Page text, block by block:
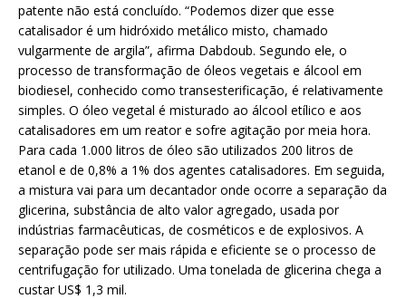
patente não está concluído. “Podemos dizer que esse
catalisador é um hidróxido metálico misto, chamado
vulgarmente de argila”, afirma Dabdoub. Segundo ele, o
processo de transformação de óleos vegetais e álcool em
biodiesel, conhecido como transesterificação, é relativamente
simples. O óleo vegetal é misturado ao álcool etílico e aos
catalisadores em um reator e sofre agitação por meia hora.
Para cada 1.000 litros de óleo são utilizados 200 litros de
etanol e de 0,8% a 1% dos agentes catalisadores. Em seguida,
a mistura vai para um decantador onde ocorre a separação da
glicerina, substância de alto valor agregado, usada por
indústrias farmacêuticas, de cosméticos e de explosivos. A
separação pode ser mais rápida e eficiente se o processo de
centrifugação for utilizado. Uma tonelada de glicerina chega a
custar US$ 1,3 mil.